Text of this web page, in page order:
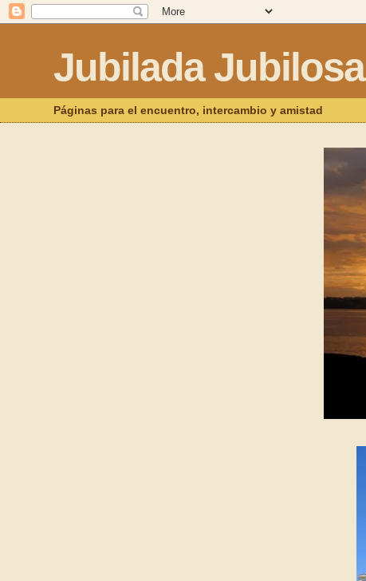
Jubilada Jubilosa
Páginas para el encuentro, intercambio y amistad